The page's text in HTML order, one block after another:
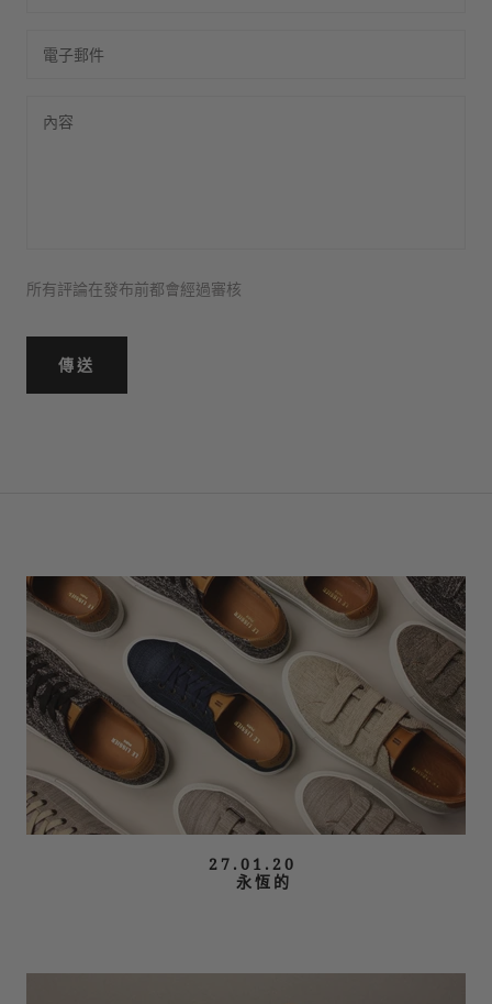
所有評論在發布前都會經過審核
傳送
27.01.20
永恆的